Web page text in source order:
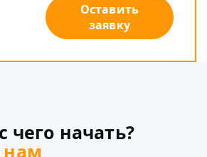
Оставить
заявку
чего начать?